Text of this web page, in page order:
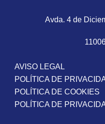
Avda. 4 de
AVISO LEGAL
POLÍTICA DE
POLÍTICA DE COOKIES
POLÍTICA DE